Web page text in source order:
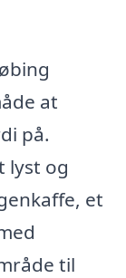
at
på.
lyst og
et
til